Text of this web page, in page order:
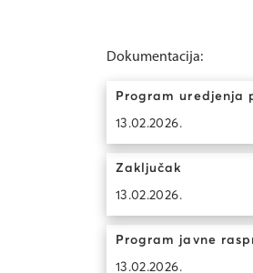
Dokumentacija:
Program uredjenja
13.02.2026.
Zaključak
13.02.2026.
Program javne
13.02.2026.